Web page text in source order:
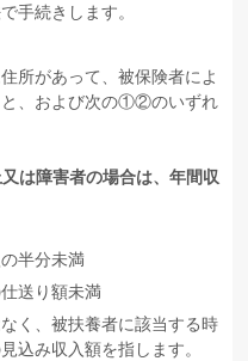
手続きします。
所があって、被保険者によ
と、および次の①②のいずれ
は障害者の場合は、年間収
半分未満
送り額未満
く、被扶養者に該当する時
込み収入額を指します。